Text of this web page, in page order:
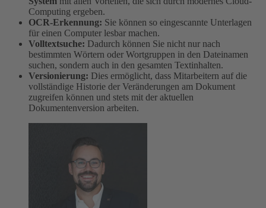
Computing ergeben.
OCR-Erkennung: Sie können so eingescannte Unterlagen
für einen Computer lesbar machen.
Volltextsuche: Dadurch können Sie nicht nur nach
bestimmten Wörtern oder Wortgruppen in den Dateinamen
suchen, sondern auch in den gesamten Textinhalten.
Versionierung: Dies ermöglicht, dass Mitarbeitern auf die
vollständige Historie der Veränderungen am Dokument
zugreifen können und stets mit der aktuellen
Dokumentenversion arbeiten.